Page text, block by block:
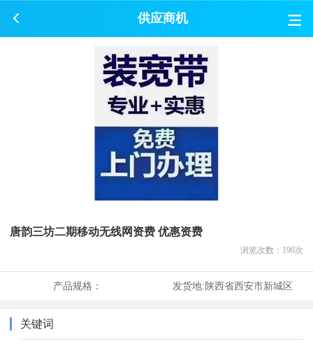
供应商机
唐韵三坊二期移动无线网资费 优惠资费
浏览次数： 190次
产品规格： 发货地:陕西省西安市新城区
关键词